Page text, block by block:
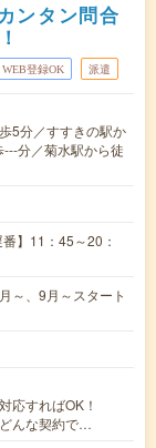
ンタン問合
WEB登録OK 派遣
5分／すすきの駅か
分／菊水駅から徒
】11：45～20：
～、9月～スタート
応すればOK！
んな契約で…